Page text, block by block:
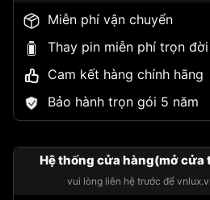
Miễn phí vận chuyển
Thay pin miễn phí trọn đời
Cam kết hàng chính hãng
Bảo hành trọn gói 5 năm
Hệ thống cửa hàng(mở
vui lòng liên hệ trước để